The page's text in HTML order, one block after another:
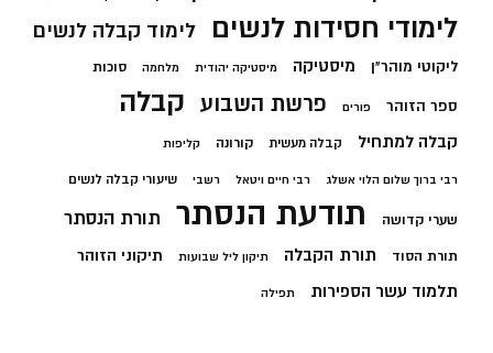
לימודי חסידות לנשים לימוד קבלה לנשים
ליקוטי מוהר"ן מיסטיקה מיסטיקה יהודית מלחמה סוכות
ספר הזוהר פורים פרשת השבוע קבלה
קבלה למתחיל קבלה מעשית קורונה קליפות
רבי ברוך שלום הלוי אשלג רבי חיים ויטאל רשבי שיעורי קבלה לנשים
שערי קדושה תודעת הנסתר תורת הנסתר
תורת הסוד תורת הקבלה תיקון ליל שבועות תיקוני הזוהר
תלמוד עשר הספירות תפילה